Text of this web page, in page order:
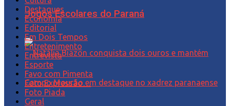
Jogos Escolares do Paraná
Destaques
Economia
Editorial
Em Dois Tempos
Entretenimento
Entrevista
Esporte
Favo com Pimenta
Foto Expressão…
Foto Piada
Geral